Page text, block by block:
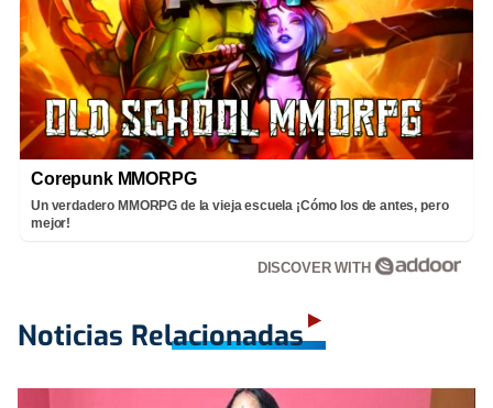
Corepunk MMORPG
Un verdadero MMORPG de la vieja escuela ¡Cómo los de antes, pero
mejor!
DISCOVER WITH
Noticias Relacionadas